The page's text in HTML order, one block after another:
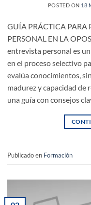
POSTED ON 18
GUÍA PRÁCTICA PARA
PERSONAL EN LA
entrevista personal es
en el proceso selectivo
evalúa conocimientos,
madurez y capacidad de
una guía con consejos
Publicado en Formación